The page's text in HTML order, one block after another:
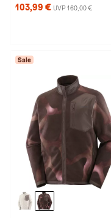
103,99 € UVP 160,00 €
Sale